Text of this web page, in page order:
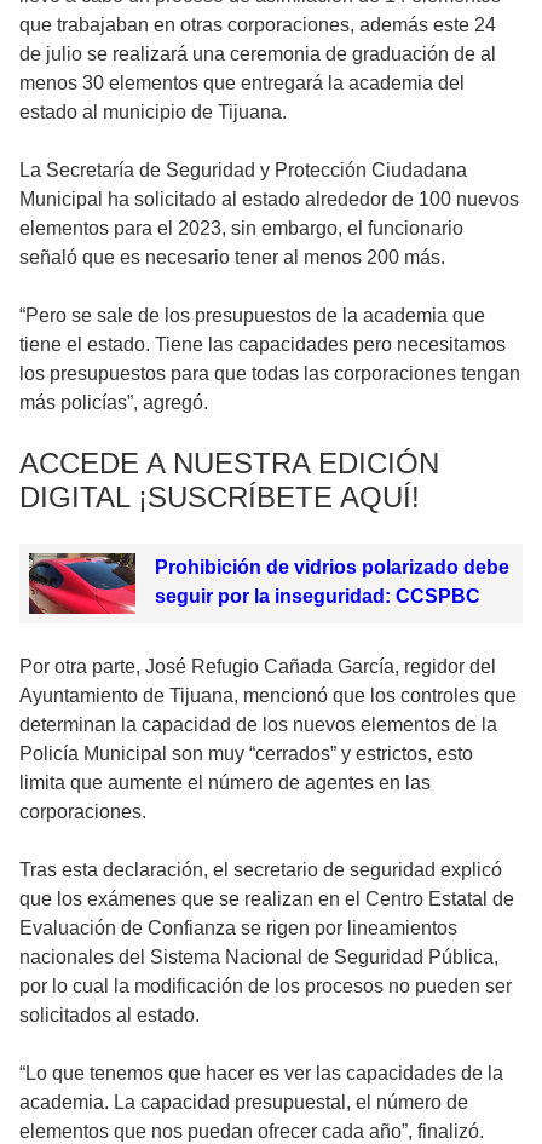
que trabajaban en otras corporaciones, además este 24
de julio se realizará una ceremonia de graduación de al
menos 30 elementos que entregará la academia del
estado al municipio de Tijuana.
La Secretaría de Seguridad y Protección Ciudadana
Municipal ha solicitado al estado alrededor de 100 nuevos
elementos para el 2023, sin embargo, el funcionario
señaló que es necesario tener al menos 200 más.
“Pero se sale de los presupuestos de la academia que
tiene el estado. Tiene las capacidades pero necesitamos
los presupuestos para que todas las corporaciones tengan
más policías”, agregó.
ACCEDE A NUESTRA EDICIÓN
DIGITAL ¡SUSCRÍBETE AQUÍ!
Prohibición de vidrios polarizado debe
seguir por la inseguridad: CCSPBC
Por otra parte, José Refugio Cañada García, regidor del
Ayuntamiento de Tijuana, mencionó que los controles que
determinan la capacidad de los nuevos elementos de la
Policía Municipal son muy “cerrados” y estrictos, esto
limita que aumente el número de agentes en las
corporaciones.
Tras esta declaración, el secretario de seguridad explicó
que los exámenes que se realizan en el Centro Estatal de
Evaluación de Confianza se rigen por lineamientos
nacionales del Sistema Nacional de Seguridad Pública,
por lo cual la modificación de los procesos no pueden ser
solicitados al estado.
“Lo que tenemos que hacer es ver las capacidades de la
academia. La capacidad presupuestal, el número de
elementos que nos puedan ofrecer cada año”, finalizó.